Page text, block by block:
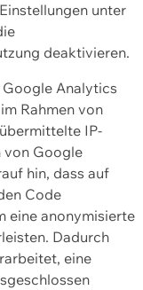
unter
deaktivieren.
Analytics
Rahmen von
IP-
von Google
hin, dass auf
Code
eine anonymisierte
Dadurch
eine